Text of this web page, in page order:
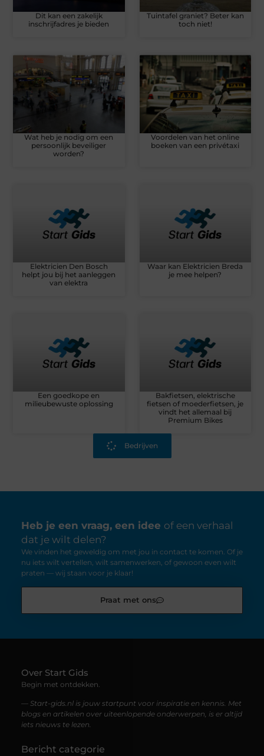
Dit kan een zakelijk
inschrijfadres je bieden
Tuintafel graniet? Beter kan
toch niet!
Wat heb je nodig om een
persoonlijk beveiliger
worden?
Voordelen van het online
boeken van een privétaxi
Elektricien Den Bosch
helpt jou bij het aanleggen
van elektra
Waar kan Elektricien Breda
je mee helpen?
Een goedkope en
milieubewuste oplossing
Bakfietsen, elektrische
fietsen of moederfietsen, je
vindt het allemaal bij
Premium Bikes
Bedrijven
Heb je een vraag, een idee of een verhaal
dat je wilt delen?
We vinden het geweldig om met jou in contact te komen. Of je
nu iets wilt vertellen, wilt samenwerken, of gewoon even wilt
praten — wij staan voor je klaar!
Praat met ons
Over Start Gids
Begin met ontdekken.
— Start-gids.nl is jouw startpunt voor inspiratie en kennis. Met
blogs en artikelen over uiteenlopende onderwerpen, is er altijd
iets nieuws te lezen.
Bericht categorie